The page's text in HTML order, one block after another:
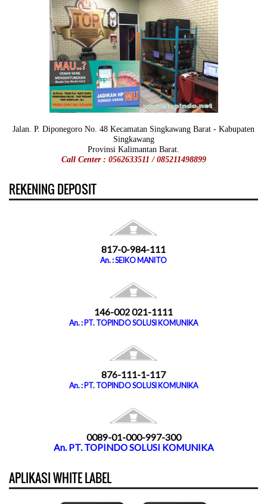
Jalan. P. Diponegoro No. 48 Kecamatan Singkawang Barat - Kabupaten
Singkawang
Provinsi Kalimantan Barat.
Call Center : 0562633511 / 085211498899
REKENING DEPOSIT
817-0-984-111
An. : SEIKO MANITO
146-002 021-1111
An. : PT. TOPINDO SOLUSI KOMUNIKA
876-111-1-117
An. : PT. TOPINDO SOLUSI KOMUNIKA
0089-01-000-997-300
An. PT. TOPINDO SOLUSI KOMUNIKA
APLIKASI WHITE LABEL